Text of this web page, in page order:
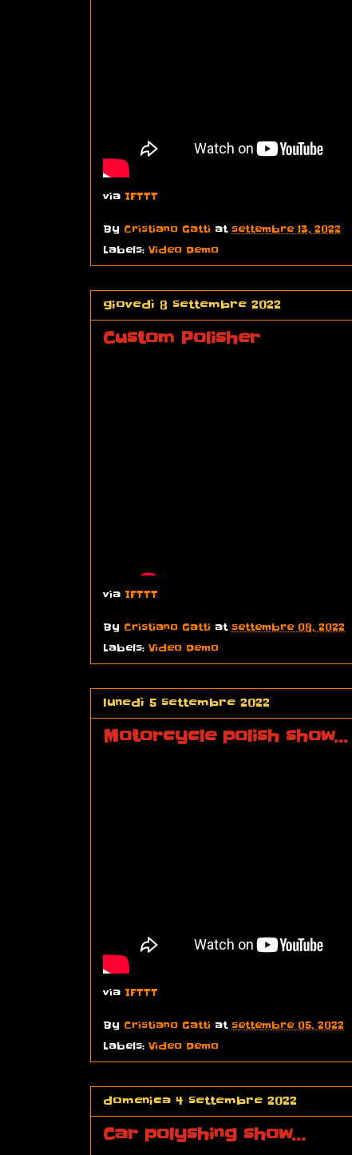
via IFTTT
By Cristiano Gatti at settembre 13, 2022
Labels: Video Demo
giovedì 8 settembre 2022
Custom Polisher
via IFTTT
By Cristiano Gatti at settembre 08, 2022
Labels: Video Demo
lunedì 5 settembre 2022
Motorcycle polish show...
via IFTTT
By Cristiano Gatti at settembre 05, 2022
Labels: Video Demo
domenica 4 settembre 2022
Car polyshing show...